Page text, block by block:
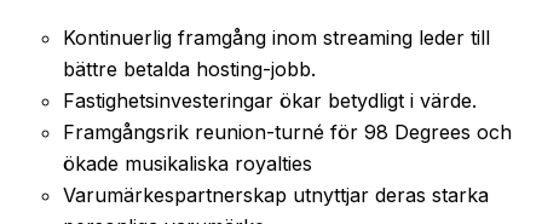
Kontinuerlig framgång inom streaming leder till
bättre betalda hosting-jobb.
Fastighetsinvesteringar ökar betydligt i värde.
Framgångsrik reunion-turné för 98 Degrees och
ökade musikaliska royalties
Varumärkespartnerskap utnyttjar deras starka